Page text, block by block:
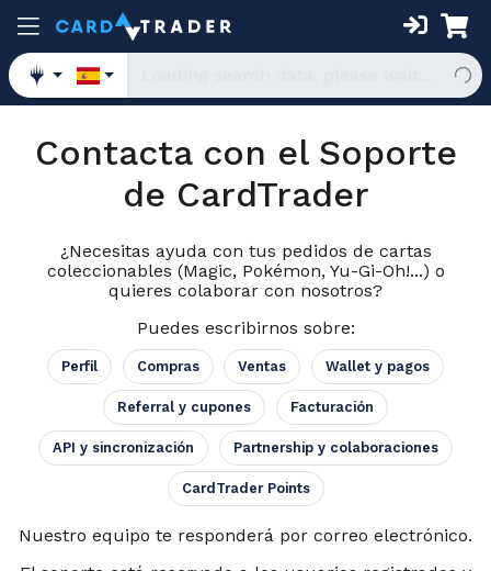
Contacta con el Soporte
de CardTrader
¿Necesitas ayuda con tus pedidos de cartas
coleccionables (Magic, Pokémon, Yu-Gi-Oh!...) o
quieres colaborar con nosotros?
Puedes escribirnos sobre:
Perfil Compras Ventas Wallet y pagos
Referral y cupones Facturación
API y sincronización Partnership y colaboraciones
CardTrader Points
Nuestro equipo te responderá por correo electrónico.